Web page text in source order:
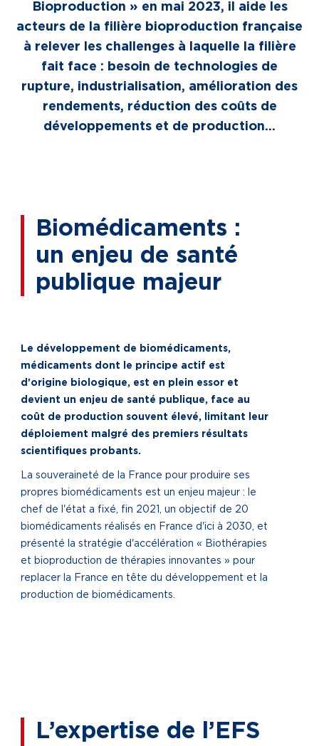
Bioproduction » en mai 2023, il aide les
acteurs de la filière bioproduction française
à relever les challenges à laquelle la filière
fait face : besoin de technologies de
rupture, industrialisation, amélioration des
rendements, réduction des coûts de
développements et de production…
Biomédicaments :
un enjeu de santé
publique majeur
Le développement de biomédicaments,
médicaments dont le principe actif est
d'origine biologique, est en plein essor et
devient un enjeu de santé publique, face au
coût de production souvent élevé, limitant leur
déploiement malgré des premiers résultats
scientifiques probants.
La souveraineté de la France pour produire ses
propres biomédicaments est un enjeu majeur : le
chef de l'état a fixé, fin 2021, un objectif de 20
biomédicaments réalisés en France d'ici à 2030, et
présenté la stratégie d'accélération « Biothérapies
et bioproduction de thérapies innovantes » pour
replacer la France en tête du développement et la
production de biomédicaments.
L’expertise de l’EFS